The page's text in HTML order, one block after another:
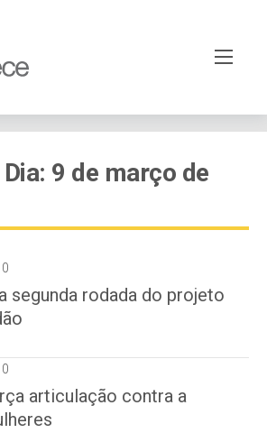
Dia: 9 de março de
segunda rodada do projeto
articulação contra a